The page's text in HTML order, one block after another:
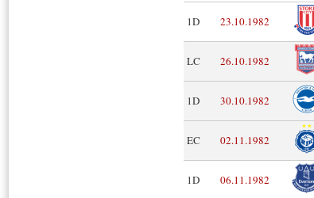
1D 23.10.1982
LC 26.10.1982
1D 30.10.1982
EC 02.11.1982
1D 06.11.1982